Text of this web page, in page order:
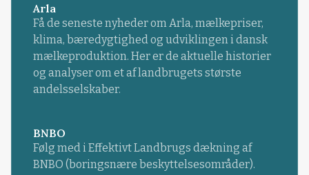
Arla
Få de seneste nyheder om Arla, mælkepriser,
klima, bæredygtighed og udviklingen i dansk
mælkeproduktion. Her er de aktuelle historier
og analyser om et af landbrugets største
andelsselskaber.
BNBO
Følg med i Effektivt Landbrugs dækning af
BNBO (boringsnære beskyttelsesområder).